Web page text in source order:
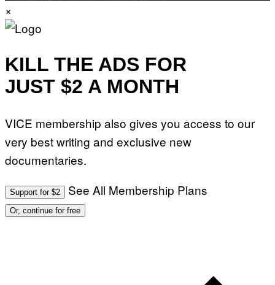
×
KILL THE ADS FOR
JUST $2 A MONTH
VICE membership also gives you access to our
very best writing and exclusive new
documentaries.
Support for $2 See All Membership Plans
Or, continue for free